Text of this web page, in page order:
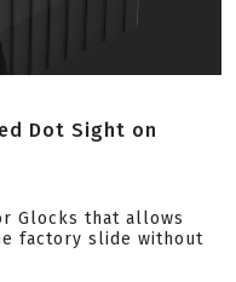
Dot Sight on
Glocks that allows
factory slide without